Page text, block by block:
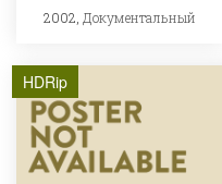
2002, Документальный
HDRip